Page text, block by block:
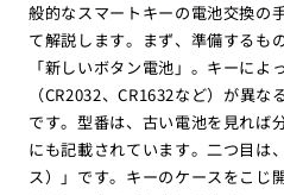
般的なスマートキーの電池交換の
て解説します。まず、準備するも
「新しいボタン電池」。キーに
（CR2032、CR1632など）が異
です。型番は、古い電池を見れば
にも記載されています。二つ目は
ス）」です。キーのケースをこじ